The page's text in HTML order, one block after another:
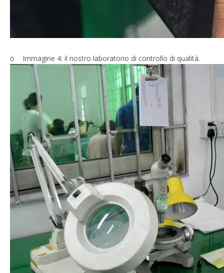
o Immagine 4: il nostro laboratorio di controllo di qualità.